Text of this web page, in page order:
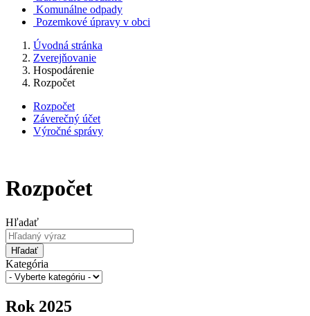
Komunálne odpady
Pozemkové úpravy v obci
Úvodná stránka
Zverejňovanie
Hospodárenie
Rozpočet
Rozpočet
Záverečný účet
Výročné správy
Rozpočet
Hľadať
Hľadať
Kategória
Rok 2025